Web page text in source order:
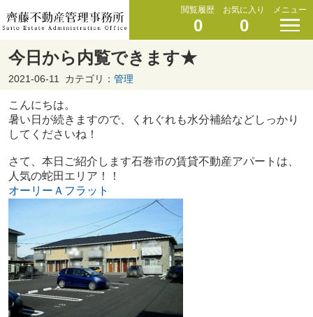
閲覧履歴
0
お気に入り
0
メニュー
今日から内覧できます★
2021-06-11 カテゴリ： 管理
こんにちは。
暑い日が続きますので、くれぐれも水分補給などしっかり
してくださいね！
さて、本日ご紹介します石巻市の賃貸不動産アパートは、
人気の蛇田エリア！！
オーリーＡフラット